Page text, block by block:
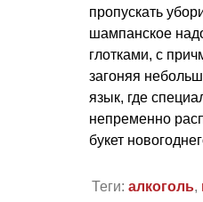
пропускать
шампанское
глотками, с
загоняя
язык, где
непременно
букет
Теги: алкоголь,